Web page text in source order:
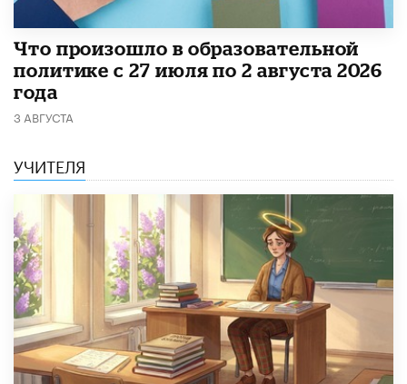
​Что произошло в образовательной
политике с 27 июля по 2 августа 2026
года
3 АВГУСТА
УЧИТЕЛЯ